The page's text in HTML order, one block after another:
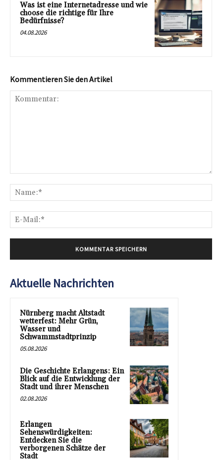
Was ist eine Internetadresse und wie
choose die richtige für Ihre
Bedürfnisse?
04.08.2026
Kommentieren Sie den Artikel
Aktuelle Nachrichten
Nürnberg macht Altstadt
wetterfest: Mehr Grün,
Wasser und
Schwammstadtprinzip
05.08.2026
Die Geschichte Erlangens: Ein
Blick auf die Entwicklung der
Stadt und ihrer Menschen
02.08.2026
Erlangen
Sehenswürdigkeiten:
Entdecken Sie die
verborgenen Schätze der
Stadt